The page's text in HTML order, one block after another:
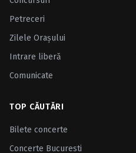
Petreceri
Zilele Oraşului
Intrare liberă
Comunicate
TOP CĂUTĂRI
Bilete concerte
Concerte Bucuresti